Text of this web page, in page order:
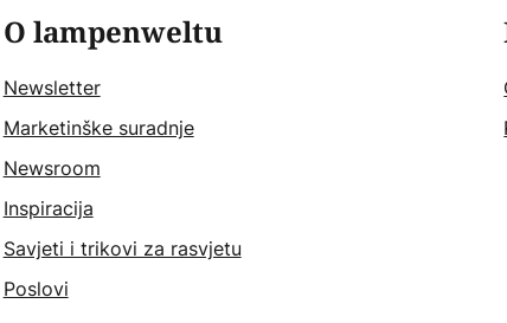
O lampenweltu
Newsletter
Marketinške suradnje
Newsroom
Inspiracija
Savjeti i trikovi za rasvjetu
Poslovi